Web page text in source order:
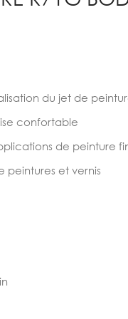
du jet de
confortable
de peinture
peintures et vernis